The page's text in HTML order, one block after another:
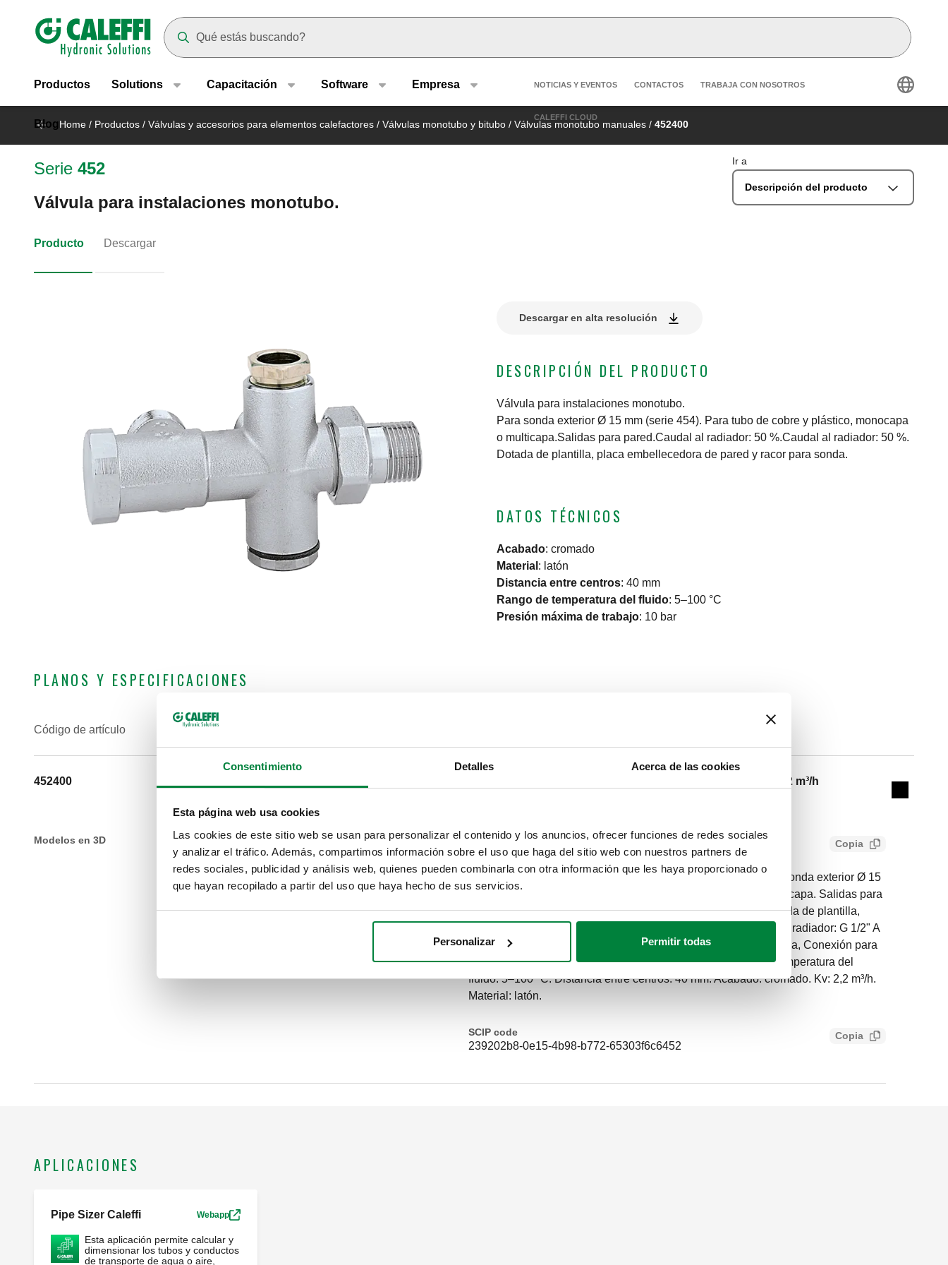
Consentimiento Detalles Acerca de las cookies
Esta página web usa cookies
Las cookies de este sitio web se usan para personalizar el contenido y los anuncios, ofrecer funciones de redes sociales
y analizar el tráfico. Además, compartimos información sobre el uso que haga del sitio web con nuestros partners de
redes sociales, publicidad y análisis web, quienes pueden combinarla con otra información que les haya proporcionado o
que hayan recopilado a partir del uso que haya hecho de sus servicios.
Personalizar Permitir todas
Header main navigation
Productos Solutions Capacitación Software Empresa
Blog
Header secondary navigation
NOTICIAS Y EVENTOS CONTACTOS TRABAJA CON NOSOTROS
CALEFFI CLOUD
Home / Productos / Válvulas y accesorios para elementos calefactores / Válvulas monotubo y bitubo / Válvulas monotubo manuales / 452400
Serie 452
Válvula para instalaciones monotubo.
Ir a
Descripción del producto
Producto Descargar
Descargar en alta resolución
DESCRIPCIÓN DEL PRODUCTO
Válvula para instalaciones monotubo.
Para sonda exterior Ø 15 mm (serie 454). Para tubo de cobre y plástico, monocapa
o multicapa.Salidas para pared.Caudal al radiador: 50 %.Caudal al radiador: 50 %.
Dotada de plantilla, placa embellecedora de pared y racor para sonda.
DATOS TÉCNICOS
Acabado: cromado
Material : latón
Distancia entre centros: 40 mm
Rango de temperatura del fluido: 5–100 °C
Presión máxima de trabajo: 10 bar
PLANOS Y ESPECIFICACIONES
Código de artículo
452400
2,2 m³/h
Collapse
Modelos en 3D Texto de licitación Copia
CALEFFI, 452400. Válvula para instalaciones monotubo. Para sonda exterior Ø 15
mm (serie 454). Para tubo de cobre y plástico, monocapa o multicapa. Salidas para
pared. Caudal al radiador: 50 %. Caudal al radiador: 50 %. Dotada de plantilla,
placa embellecedora de pared y racor para sonda. Conexión del radiador: G 1/2" A
(ISO 228-1) M, salida final. Conexión de tubería: 23 p. 1,5, entrada, Conexión para
racores Caleffi. Presión máxima de trabajo: 10 bar. Rango de temperatura del
fluido: 5–100 °C. Distancia entre centros: 40 mm. Acabado: cromado. Kv: 2,2 m³/h.
Material: latón.
SCIP code
239202b8-0e15-4b98-b772-65303f6c6452
Copia
APLICACIONES
Pipe Sizer Caleffi Webapp
Esta aplicación permite calcular y
dimensionar los tubos y conductos
de transporte de agua o aire,